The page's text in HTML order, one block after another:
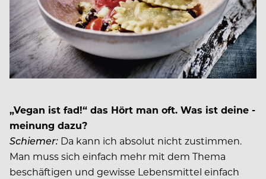
„Vegan ist fad!“ das Hört man oft. Was ist deine -
meinung dazu?
Schiemer: Da kann ich absolut nicht zustimmen.
Man muss sich einfach mehr mit dem Thema
beschäftigen und gewisse Lebensmittel einfach